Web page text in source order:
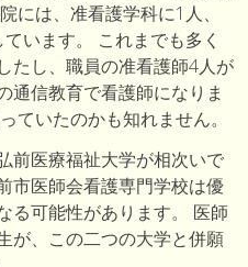
には、准看護学科に1人、
います。 これまでも多く
たし、職員の准看護師4人が
通信教育で看護師になりま
ていたのかも知れません。
前医療福祉大学が相次いで
市医師会看護専門学校は優
る可能性があります。 医師
が、この二つの大学と併願